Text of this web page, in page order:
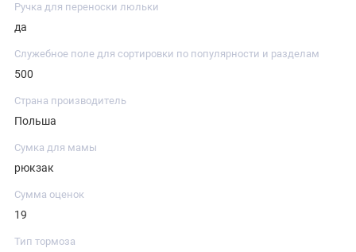
Ручка для переноски люльки
да
Служебное поле для сортировки по популярности и разделам
500
Страна производитель
Польша
Сумка для мамы
рюкзак
Сумма оценок
19
Тип тормоза